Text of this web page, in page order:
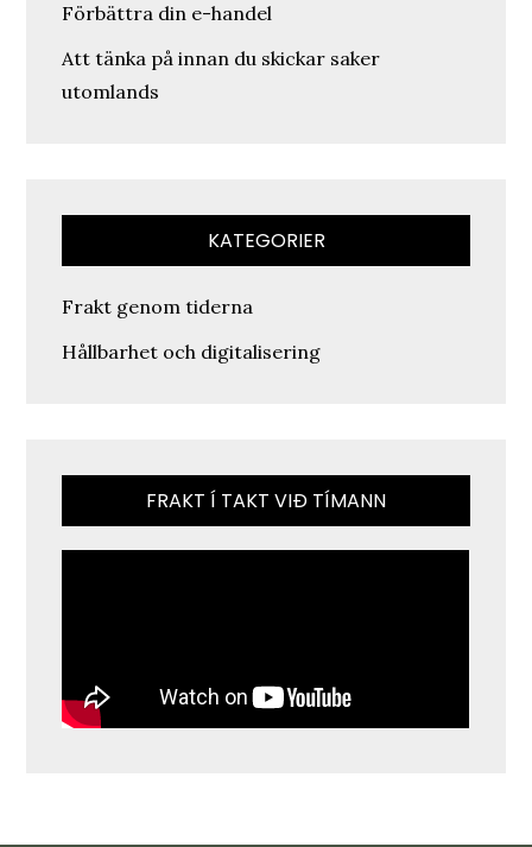
Förbättra din e-handel
Att tänka på innan du skickar saker
utomlands
KATEGORIER
Frakt genom tiderna
Hållbarhet och digitalisering
FRAKT Í TAKT VIÐ TÍMANN